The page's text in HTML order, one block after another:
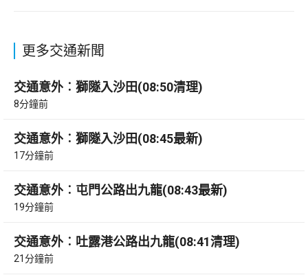
更多交通新聞
交通意外︰獅隧入沙田(08:50清理)
8分鐘前
交通意外︰獅隧入沙田(08:45最新)
17分鐘前
交通意外︰屯門公路出九龍(08:43最新)
19分鐘前
交通意外︰吐露港公路出九龍(08:41清理)
21分鐘前